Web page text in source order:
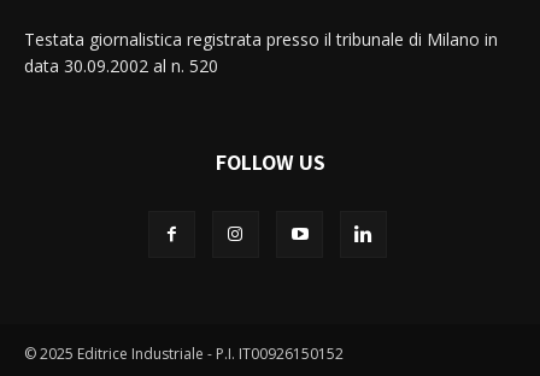
Testata giornalistica registrata presso il tribunale di Milano in
data 30.09.2002 al n. 520
FOLLOW US
© 2025 Editrice Industriale - P.I. IT00926150152